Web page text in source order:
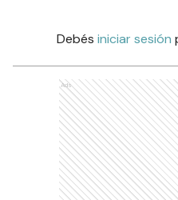
Debés iniciar sesión
Ads